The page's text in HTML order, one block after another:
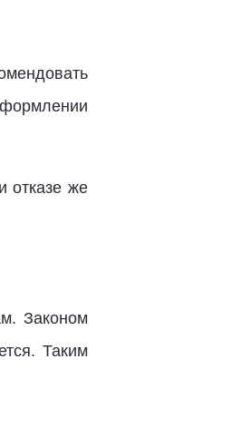
отказе же
Законом
Таким